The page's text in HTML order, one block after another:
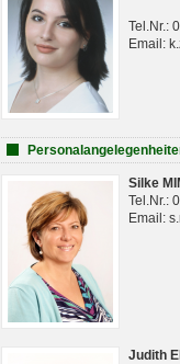
Tel.Nr.:
Email:
Silke
Tel.Nr.:
Email:
Judith